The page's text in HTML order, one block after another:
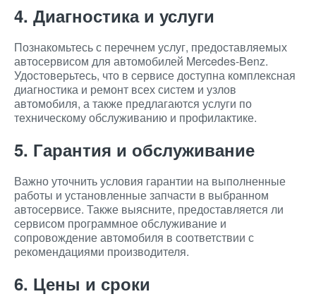
4. Диагностика и услуги
Познакомьтесь с перечнем услуг, предоставляемых
автосервисом для автомобилей Mercedes-Benz.
Удостоверьтесь, что в сервисе доступна комплексная
диагностика и ремонт всех систем и узлов
автомобиля, а также предлагаются услуги по
техническому обслуживанию и профилактике.
5. Гарантия и обслуживание
Важно уточнить условия гарантии на выполненные
работы и установленные запчасти в выбранном
автосервисе. Также выясните, предоставляется ли
сервисом программное обслуживание и
сопровождение автомобиля в соответствии с
рекомендациями производителя.
6. Цены и сроки